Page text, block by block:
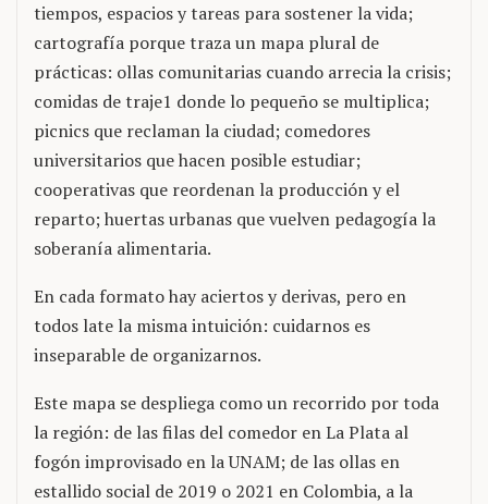
tiempos, espacios y tareas para sostener la vida;
cartografía porque traza un mapa plural de
prácticas: ollas comunitarias cuando arrecia la crisis;
comidas de traje1 donde lo pequeño se multiplica;
picnics que reclaman la ciudad; comedores
universitarios que hacen posible estudiar;
cooperativas que reordenan la producción y el
reparto; huertas urbanas que vuelven pedagogía la
soberanía alimentaria.
En cada formato hay aciertos y derivas, pero en
todos late la misma intuición: cuidarnos es
inseparable de organizarnos.
Este mapa se despliega como un recorrido por toda
la región: de las filas del comedor en La Plata al
fogón improvisado en la UNAM; de las ollas en
estallido social de 2019 o 2021 en Colombia, a la